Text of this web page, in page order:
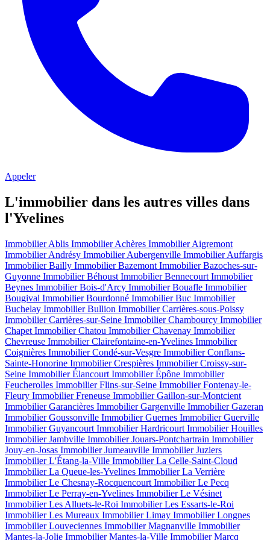
Appeler
L'immobilier dans les autres villes dans
l'Yvelines
Immobilier Ablis Immobilier Achères Immobilier Aigremont
Immobilier Andrésy Immobilier Aubergenville Immobilier Auffargis
Immobilier Bailly Immobilier Bazemont Immobilier Bazoches-sur-
Guyonne Immobilier Béhoust Immobilier Bennecourt Immobilier
Beynes Immobilier Bois-d'Arcy Immobilier Bouafle Immobilier
Bougival Immobilier Bourdonné Immobilier Buc Immobilier
Buchelay Immobilier Bullion Immobilier Carrières-sous-Poissy
Immobilier Carrières-sur-Seine Immobilier Chambourcy Immobilier
Chapet Immobilier Chatou Immobilier Chavenay Immobilier
Chevreuse Immobilier Clairefontaine-en-Yvelines Immobilier
Coignières Immobilier Condé-sur-Vesgre Immobilier Conflans-
Sainte-Honorine Immobilier Crespières Immobilier Croissy-sur-
Seine Immobilier Élancourt Immobilier Épône Immobilier
Feucherolles Immobilier Flins-sur-Seine Immobilier Fontenay-le-
Fleury Immobilier Freneuse Immobilier Gaillon-sur-Montcient
Immobilier Garancières Immobilier Gargenville Immobilier Gazeran
Immobilier Goussonville Immobilier Guernes Immobilier Guerville
Immobilier Guyancourt Immobilier Hardricourt Immobilier Houilles
Immobilier Jambville Immobilier Jouars-Pontchartrain Immobilier
Jouy-en-Josas Immobilier Jumeauville Immobilier Juziers
Immobilier L'Étang-la-Ville Immobilier La Celle-Saint-Cloud
Immobilier La Queue-les-Yvelines Immobilier La Verrière
Immobilier Le Chesnay-Rocquencourt Immobilier Le Pecq
Immobilier Le Perray-en-Yvelines Immobilier Le Vésinet
Immobilier Les Alluets-le-Roi Immobilier Les Essarts-le-Roi
Immobilier Les Mureaux Immobilier Limay Immobilier Longnes
Immobilier Louveciennes Immobilier Magnanville Immobilier
Mantes-la-Jolie Immobilier Mantes-la-Ville Immobilier Marcq